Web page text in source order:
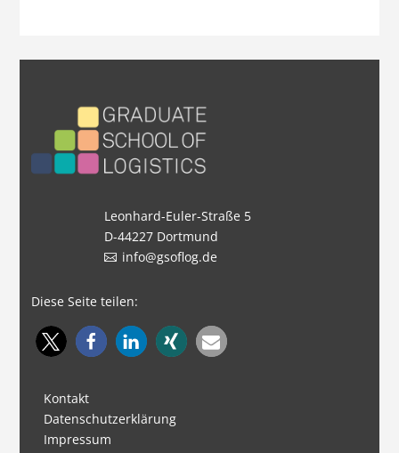
Leonhard-Euler-Straße 5
D-44227 Dortmund
info@gsoflog.de
Diese Seite teilen:
Kontakt
Datenschutzerklärung
Impressum